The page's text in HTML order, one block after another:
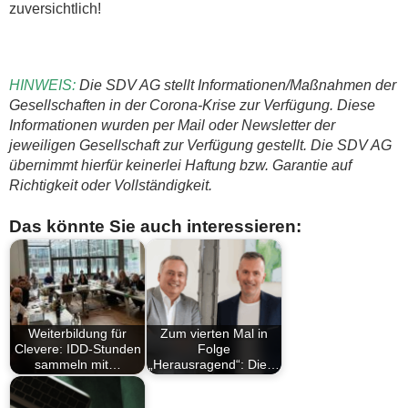
zuversichtlich!
HINWEIS: Die SDV AG stellt Informationen/Maßnahmen der
Gesellschaften in der Corona-Krise zur Verfügung. Diese
Informationen wurden per Mail oder Newsletter der
jeweiligen Gesellschaft zur Verfügung gestellt. Die SDV AG
übernimmt hierfür keinerlei Haftung bzw. Garantie auf
Richtigkeit oder Vollständigkeit.
Das könnte Sie auch interessieren:
Weiterbildung für
Clevere: IDD-Stunden
sammeln mit…
Zum vierten Mal in
Folge
„Herausragend“: Die…